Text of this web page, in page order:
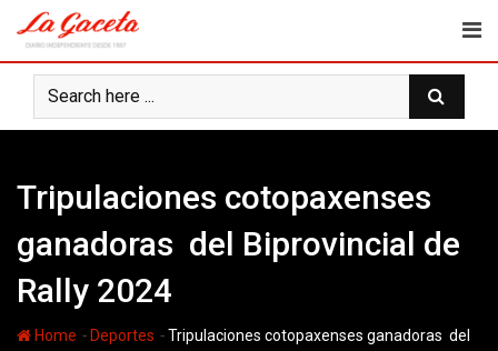
content
Tripulaciones cotopaxenses
ganadoras del Biprovincial de
Rally 2024
Home - Deportes -Tripulaciones cotopaxenses ganadoras del